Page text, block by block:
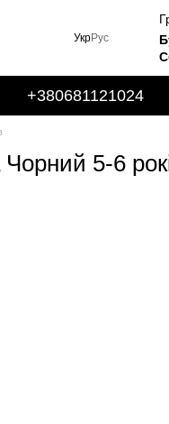
УкрРус
+380681121024
5-6